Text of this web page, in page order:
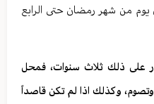
من شهر رمضان حتى الرابع
على ذلك ثلاث سنوات، فمحل
وكذلك اذا لم تكن قاصداً